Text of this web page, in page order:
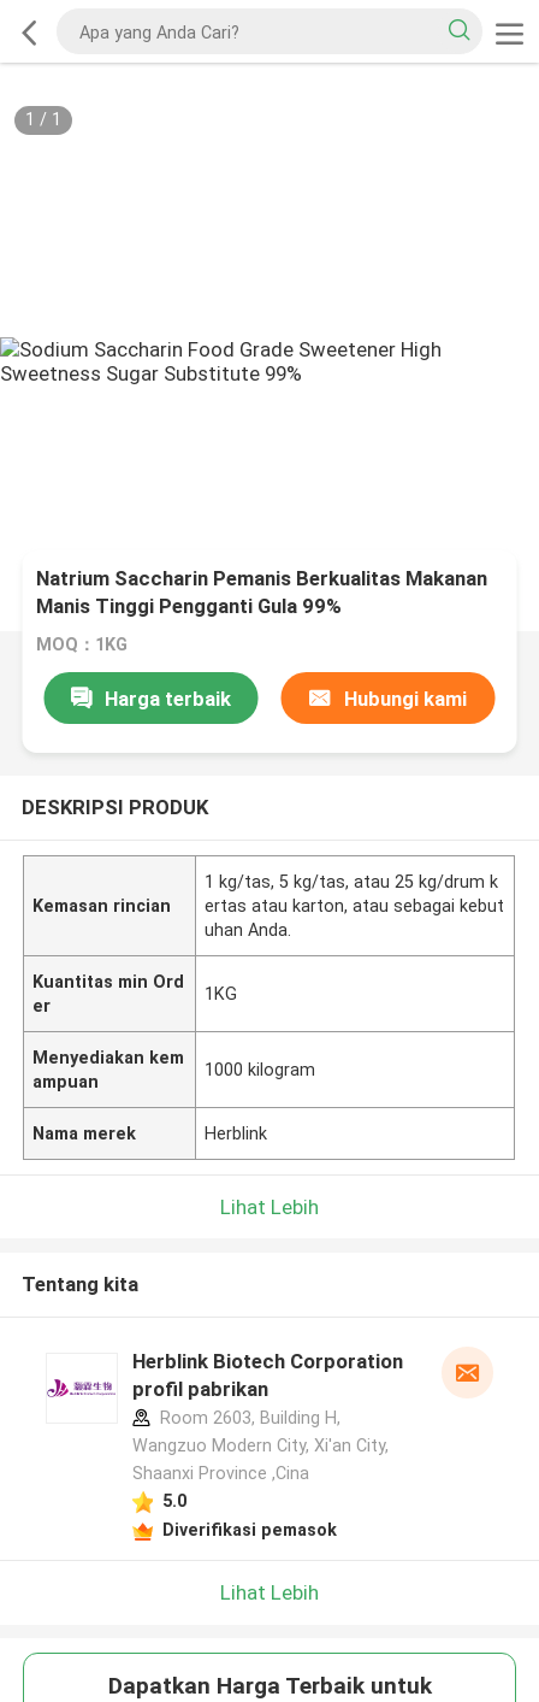
1 / 1
Natrium Saccharin Pemanis Berkualitas Makanan
Manis Tinggi Pengganti Gula 99%
MOQ：1KG
Harga terbaik Hubungi kami
DESKRIPSI PRODUK
Kemasan rincian
1 kg/tas, 5 kg/tas, atau 25 kg/drum k
ertas atau karton, atau sebagai kebut
uhan Anda.
Kuantitas min Ord
er
1KG
Menyediakan kem
ampuan
1000 kilogram
Nama merek Herblink
Lihat Lebih
Tentang kita
Herblink Biotech Corporation
profil pabrikan
Room 2603, Building H,
Wangzuo Modern City, Xi'an City,
Shaanxi Province ,Cina
5.0
Diverifikasi pemasok
Lihat Lebih
Dapatkan Harga Terbaik untuk